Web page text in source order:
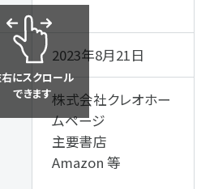
2023年8月21日
株式会社クレオホー
ムページ
主要書店
Amazon 等
にスクロール
できます